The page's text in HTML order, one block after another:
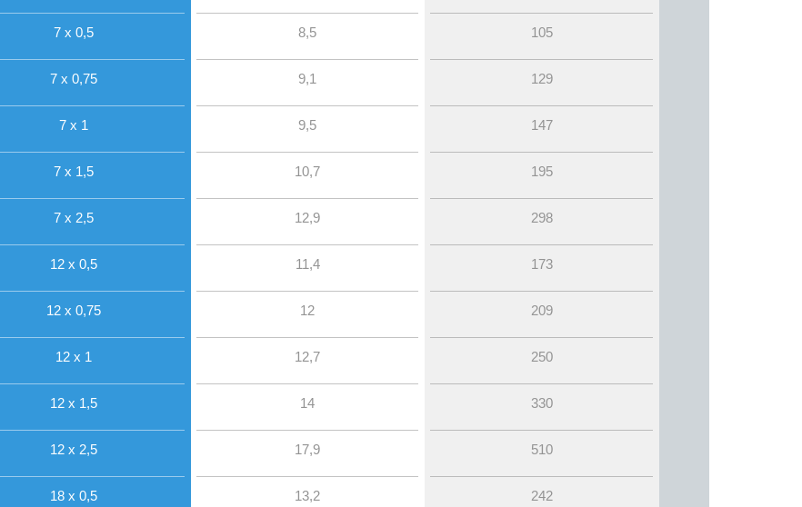
7 x 0,5 8,5 105
7 x 0,75 9,1 129
7 x 1 9,5 147
7 x 1,5 10,7 195
7 x 2,5 12,9 298
12 x 0,5 11,4 173
12 x 0,75 12 209
12 x 1 12,7 250
12 x 1,5 14 330
12 x 2,5 17,9 510
18 x 0,5 13,2 242